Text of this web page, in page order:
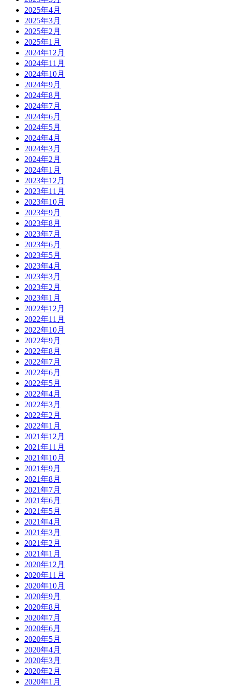
2025年4月
2025年3月
2025年2月
2025年1月
2024年12月
2024年11月
2024年10月
2024年9月
2024年8月
2024年7月
2024年6月
2024年5月
2024年4月
2024年3月
2024年2月
2024年1月
2023年12月
2023年11月
2023年10月
2023年9月
2023年8月
2023年7月
2023年6月
2023年5月
2023年4月
2023年3月
2023年2月
2023年1月
2022年12月
2022年11月
2022年10月
2022年9月
2022年8月
2022年7月
2022年6月
2022年5月
2022年4月
2022年3月
2022年2月
2022年1月
2021年12月
2021年11月
2021年10月
2021年9月
2021年8月
2021年7月
2021年6月
2021年5月
2021年4月
2021年3月
2021年2月
2021年1月
2020年12月
2020年11月
2020年10月
2020年9月
2020年8月
2020年7月
2020年6月
2020年5月
2020年4月
2020年3月
2020年2月
2020年1月